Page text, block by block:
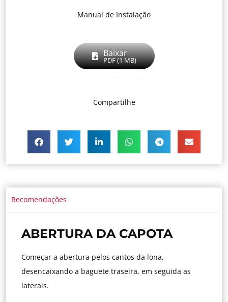
Manual de Instalação
Baixar
PDF (1 MB)
Compartilhe
Recomendações
ABERTURA DA CAPOTA
Começar a abertura pelos cantos da lona,
desencaixando a baguete traseira, em seguida as
laterais.